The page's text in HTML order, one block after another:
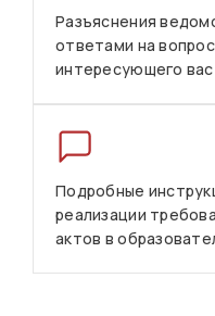
Разъяснения
ответами на
интересующего вас
Подробные
реализации
актов в